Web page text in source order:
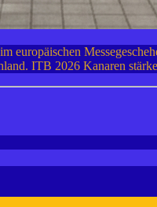
ITB 2026 Kanaren